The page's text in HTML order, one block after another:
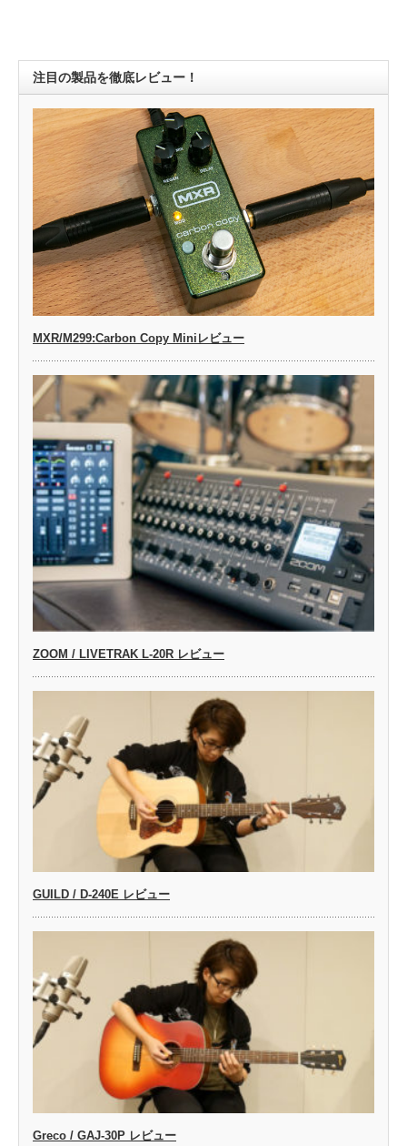
注目の製品を徹底レビュー！
MXR/M299:Carbon Copy Miniレビュー
ZOOM / LIVETRAK L-20R レビュー
GUILD / D-240E レビュー
Greco / GAJ-30P レビュー